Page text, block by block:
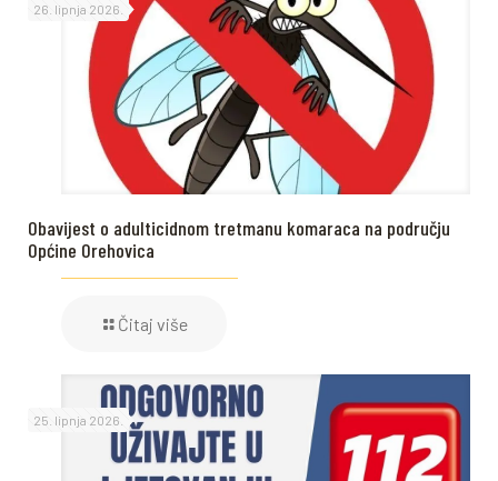
26. lipnja 2026.
Obavijest o adulticidnom tretmanu komaraca na području
Općine Orehovica
Čitaj više
25. lipnja 2026.